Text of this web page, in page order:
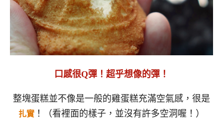
口感很Q彈！超乎想像的彈！
整塊蛋糕並不像是一般的雞蛋糕充滿空氣感，很是
扎實 ！（看裡面的樣子，並沒有許多空洞喔！）